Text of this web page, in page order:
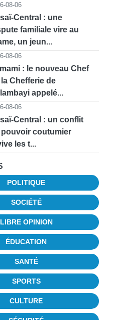
08-06
Central : une
familiale vire au
un jeun...
08-06
: le nouveau Chef
Chefferie de
appelé...
08-06
Central : un conflit
pouvoir coutumier
les t...
POLITIQUE
SOCIÉTÉ
LIBRE OPINION
ÉDUCATION
SANTÉ
SPORTS
CULTURE